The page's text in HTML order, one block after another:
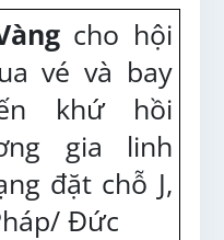
cho hội
vé và bay
khứ hồi
gia linh
đặt chỗ J,
Đức